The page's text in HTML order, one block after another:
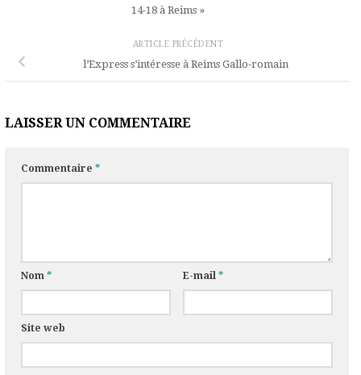
14-18 à Reims »
ARTICLE PRÉCÉDENT
l’Express s’intéresse à Reims Gallo-romain
LAISSER UN COMMENTAIRE
Commentaire*
Nom* E-mail*
Site web